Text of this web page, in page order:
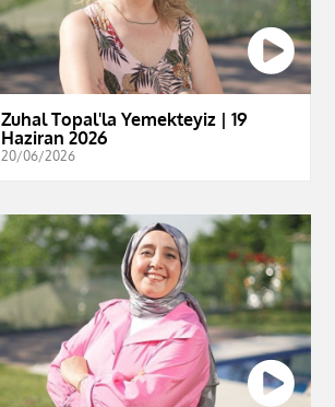
Zuhal Topal'la Yemekteyiz | 19
Haziran 2026
20/06/2026